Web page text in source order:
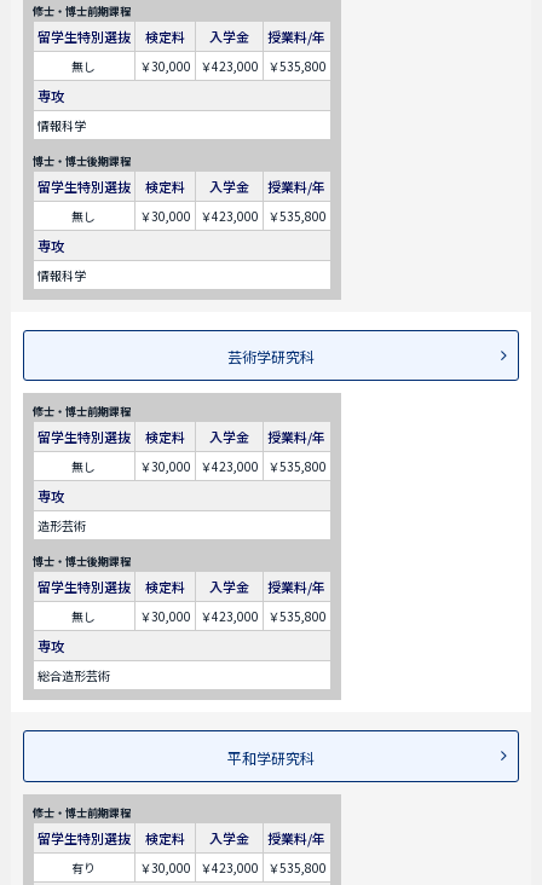
修士・博士前期課程
留学生特別選抜 検定料 入学金 授業料/年
無し ￥30,000 ￥423,000 ￥535,800
専攻
情報科学
博士・博士後期課程
留学生特別選抜 検定料 入学金 授業料/年
無し ￥30,000 ￥423,000 ￥535,800
専攻
情報科学
芸術学研究科
修士・博士前期課程
留学生特別選抜 検定料 入学金 授業料/年
無し ￥30,000 ￥423,000 ￥535,800
専攻
造形芸術
博士・博士後期課程
留学生特別選抜 検定料 入学金 授業料/年
無し ￥30,000 ￥423,000 ￥535,800
専攻
総合造形芸術
平和学研究科
修士・博士前期課程
留学生特別選抜 検定料 入学金 授業料/年
有り ￥30,000 ￥423,000 ￥535,800